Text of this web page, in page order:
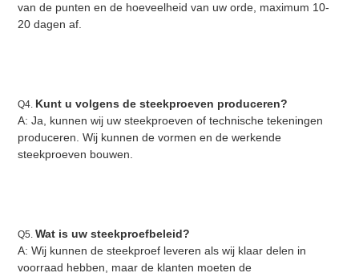
van de punten en de hoeveelheid van uw orde, maximum 10-
20 dagen af.
Q4. Kunt u volgens de steekproeven produceren?
A: Ja, kunnen wij uw steekproeven of technische tekeningen
produceren. Wij kunnen de vormen en de werkende
steekproeven bouwen.
Q5. Wat is uw steekproefbeleid?
A: Wij kunnen de steekproef leveren als wij klaar delen in
voorraad hebben, maar de klanten moeten de